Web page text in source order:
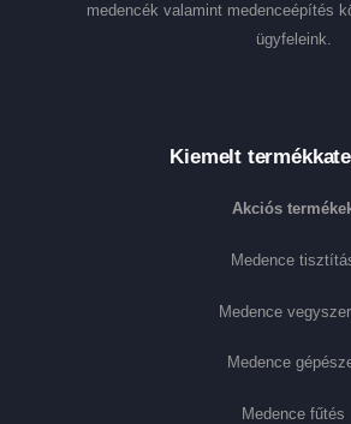
medencék valamint medenceépítés
ügyfeleink.
Kiemelt
Akciós
Medence
Medence
Medence
Medence fűtés